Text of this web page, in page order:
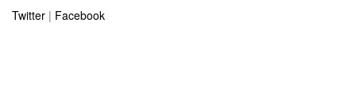
Twitter | Facebook